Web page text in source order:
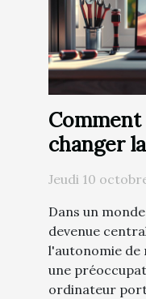
changer
votre
Jeudi 10
Dans un
devenue
l'autonomie de
une
ordinateur